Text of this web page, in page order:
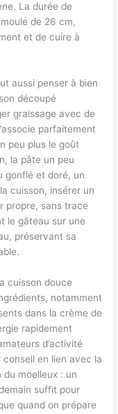
La durée de
de 26 cm,
et de cuire à
aussi penser à bien
découpé
graissage avec de
parfaitement
peu plus le goût
la pâte un peu
gonflé et doré, un
cuisson, insérer un
propre, sans trace
le gâteau sur une
préservant sa
cuisson douce
notamment
dans la crème de
rapidement
d’activité
en lien avec la
moelleux : un
suffit pour
quand on prépare